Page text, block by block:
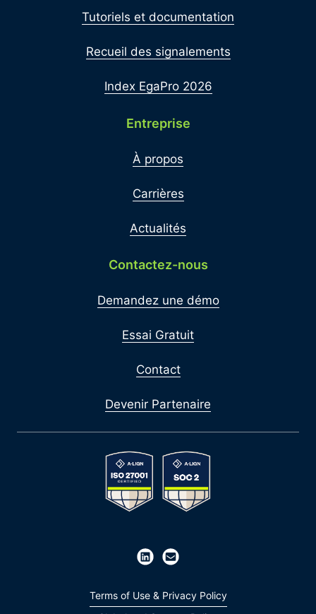
Tutoriels et documentation
Recueil des signalements
Index EgaPro 2026
Entreprise
À propos
Carrières
Actualités
Contactez-nous
Demandez une démo
Essai Gratuit
Contact
Devenir Partenaire
Terms of Use & Privacy Policy